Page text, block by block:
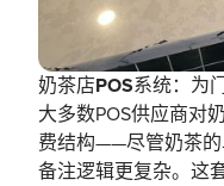
奶茶店POS系统：为
大多数POS供应商对
费结构——尽管奶茶的
备注逻辑更复杂。这